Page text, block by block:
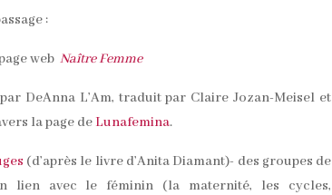
:
webNaître Femme
DeAnna L’Am, traduit par Claire Jozan-Meisel et
la page deLunafemina.
(d’après le livre d’Anita Diamant)- des groupes de
lien avec le féminin (la maternité, les cycles,